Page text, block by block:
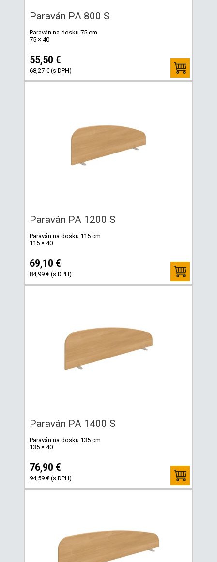
Paraván PA 800 S
Paraván na dosku 75 cm
75 × 40
55,50 €
68,27 € (s DPH)
Paraván PA 1200 S
Paraván na dosku 115 cm
115 × 40
69,10 €
84,99 € (s DPH)
Paraván PA 1400 S
Paraván na dosku 135 cm
135 × 40
76,90 €
94,59 € (s DPH)